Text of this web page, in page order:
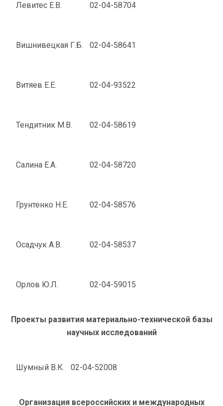
Левитес Е.В. 02-04-58704
Вишнивецкая Г.Б. 02-04-58641
Витяев Е.Е. 02-04-93522
Тендитник М.В. 02-04-58619
Салина Е.А. 02-04-58720
Грунтенко Н.Е. 02-04-58576
Осадчук А.В. 02-04-58537
Орлов Ю.Л. 02-04-59015
Проекты развития материально-технической базы
научных исследований
Шумный В.К. 02-04-52008
Организация всероссийских и международных